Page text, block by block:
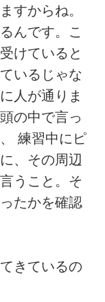
すからね。
んです。こ
けていると
いるじゃな
人が通りま
の中で言っ
練習中にピ
、その周辺
うこと。そ
たかを確認
きているの